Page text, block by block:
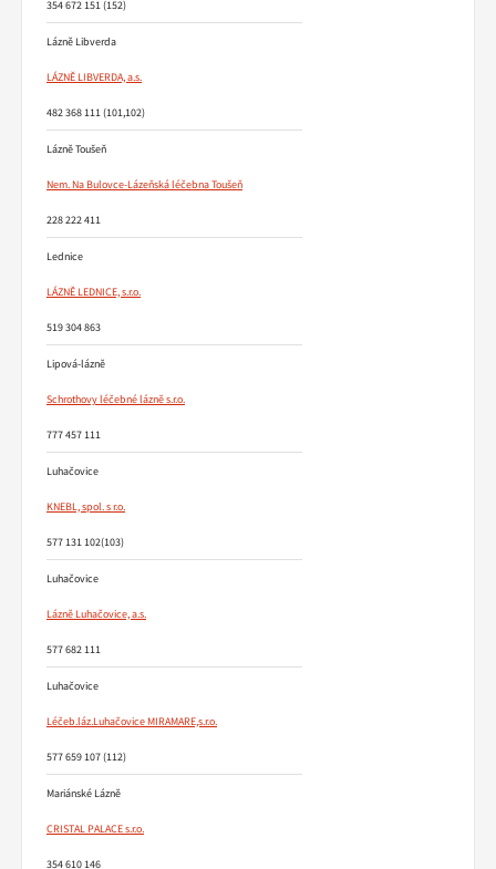
354 672 151 (152)
Lázně Libverda
LÁZNĚ LIBVERDA, a.s.
482 368 111 (101,102)
Lázně Toušeň
Nem. Na Bulovce-Lázeňská léčebna Toušeň
228 222 411
Lednice
LÁZNĚ LEDNICE, s.r.o.
519 304 863
Lipová-lázně
Schrothovy léčebné lázně s.r.o.
777 457 111
Luhačovice
KNEBL, spol. s r.o.
577 131 102(103)
Luhačovice
Lázně Luhačovice, a.s.
577 682 111
Luhačovice
Léčeb.láz.Luhačovice MIRAMARE,s.r.o.
577 659 107 (112)
Mariánské Lázně
CRISTAL PALACE s.r.o.
354 610 146